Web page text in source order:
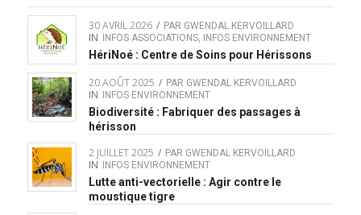
30 AVRIL 2026 / PAR GWENDAL KERVOILLARD
IN INFOS ASSOCIATIONS, INFOS ENVIRONNEMENT
HériNoé : Centre de Soins pour Hérissons
20 AOÛT 2025 / PAR GWENDAL KERVOILLARD
IN INFOS ENVIRONNEMENT
Biodiversité : Fabriquer des passages à
hérisson
2 JUILLET 2025 / PAR GWENDAL KERVOILLARD
IN INFOS ENVIRONNEMENT
Lutte anti-vectorielle : Agir contre le
moustique tigre